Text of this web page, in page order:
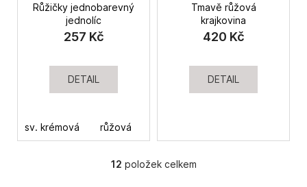
Růžičky jednobarevný
jednolíc
257 Kč
DETAIL
sv. krémová růžová
Tmavě růžová
krajkovina
420 Kč
DETAIL
O
12 položek celkem